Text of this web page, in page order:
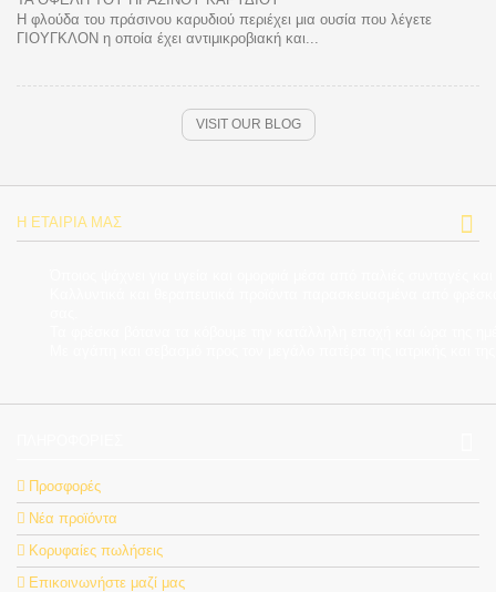
Η φλούδα του πράσινου καρυδιού περιέχει μια ουσία που λέγετε
ΓΙΟΥΓΚΛΟΝ η οποία έχει αντιμικροβιακή και...
VISIT OUR BLOG
Η ΕΤΑΙΡΊΑ ΜΑΣ
Προσφορές
Νέα προϊόντα
Κορυφαίες πωλήσεις
Επικοινωνήστε μαζί μας